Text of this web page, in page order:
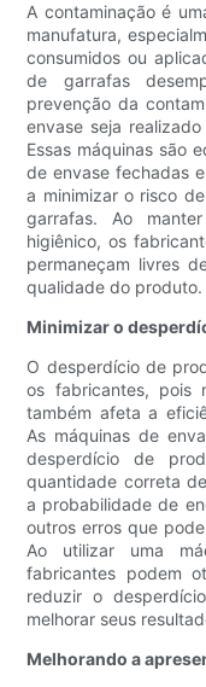
A contaminação é
manufatura,
consumidos ou
de garrafas
prevenção da
envase seja
Essas máquinas são
de envase fechadas
a minimizar o risco
garrafas. Ao
higiênico, os
permaneçam livres
qualidade do produto.
Minimizar o
O desperdício de
os fabricantes, pois
também afeta a
As máquinas de
desperdício de
quantidade correta
a probabilidade de
outros erros que
Ao utilizar uma
fabricantes podem
reduzir o
melhorar seus
Melhorando a